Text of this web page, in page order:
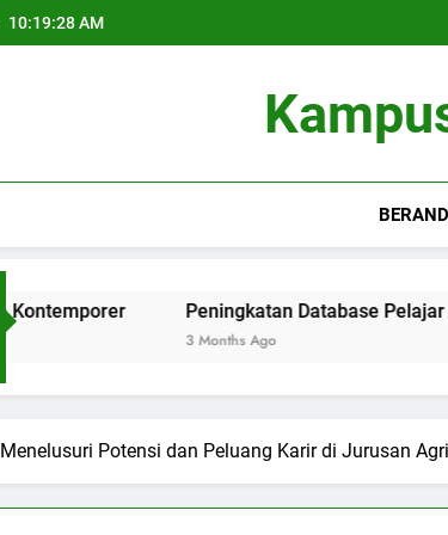
10:19:29 AM
Peningkatan Database Pelajar untuk
Menelusuri Potensi dan Peluang Karir di Jurusan